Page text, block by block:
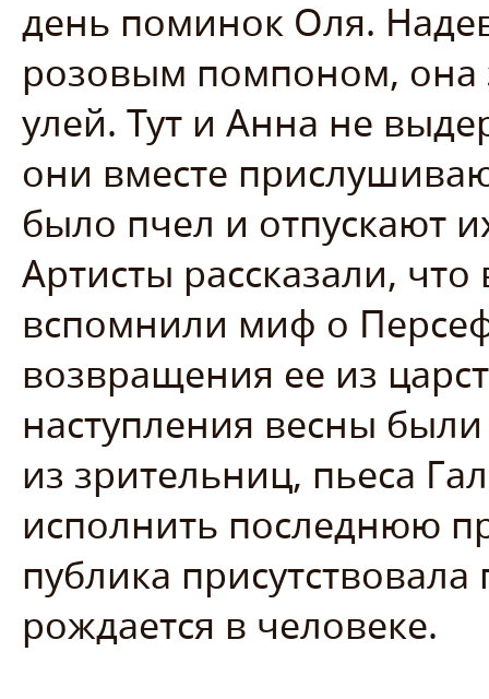
день поминок Оля.
розовым помпоном, она
улей. Тут и Анна не
они вместе
было пчел и отпускают
Артисты рассказали,
вспомнили миф о
возвращения ее из
наступления весны
из зрительниц, пьеса
исполнить последнюю
публика
рождается в человеке.